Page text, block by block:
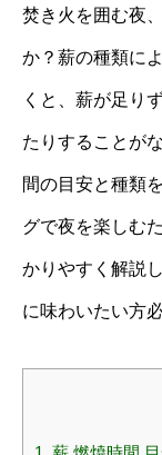
焚き火を囲む夜
か？薪の種類に
くと、薪が足り
たりすることが
間の目安と種類
グで夜を楽しむ
かりやすく解説
に味わいたい方